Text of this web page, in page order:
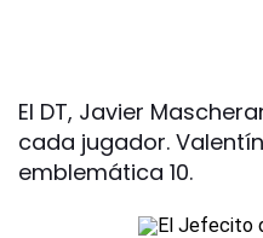
El DT, Javier
cada jugador.
emblemática 10.